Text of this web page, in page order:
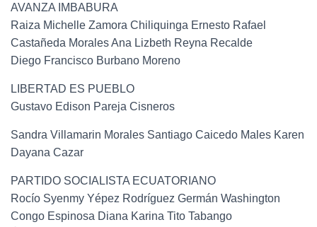
AVANZA IMBABURA
Raiza Michelle Zamora Chiliquinga Ernesto Rafael
Castañeda Morales Ana Lizbeth Reyna Recalde
Diego Francisco Burbano Moreno
LIBERTAD ES PUEBLO
Gustavo Edison Pareja Cisneros
Sandra Villamarin Morales Santiago Caicedo Males Karen
Dayana Cazar
PARTIDO SOCIALISTA ECUATORIANO
Rocío Syenmy Yépez Rodríguez Germán Washington
Congo Espinosa Diana Karina Tito Tabango